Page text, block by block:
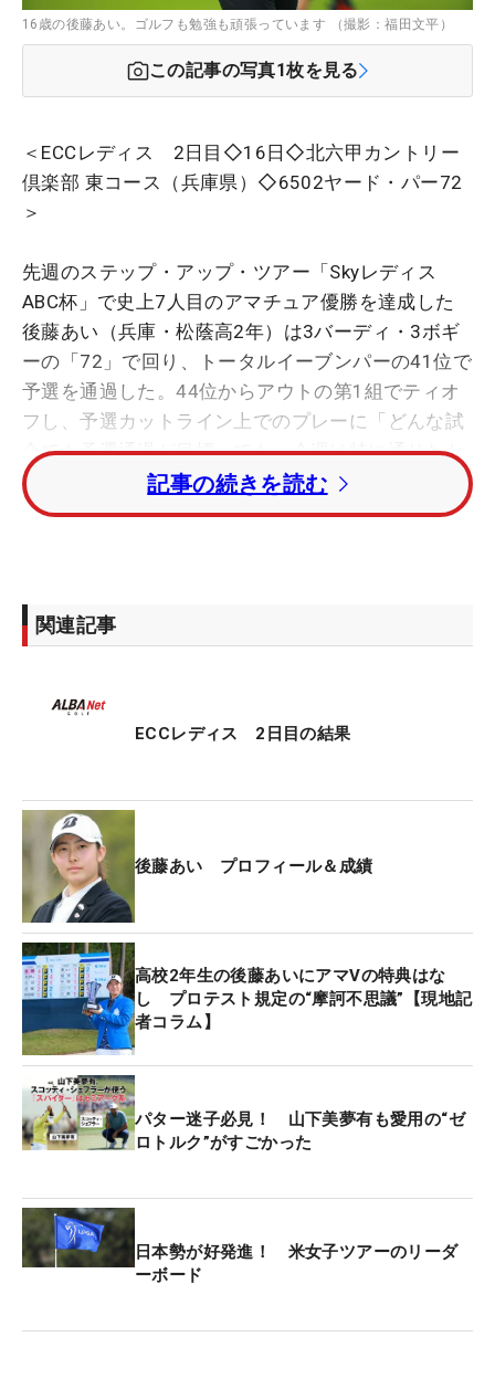
16歳の後藤あい。ゴルフも勉強も頑張っています （撮影：福田文平）
この記事の写真1枚を見る
＜ECCレディス 2日目◇16日◇北六甲カントリー
倶楽部 東コース（兵庫県）◇6502ヤード・パー72
＞
先週のステップ・アップ・ツアー「Skyレディス
ABC杯」で史上7人目のアマチュア優勝を達成した
後藤あい（兵庫・松蔭高2年）は3バーディ・3ボギ
ーの「72」で回り、トータルイーブンパーの41位で
予選を通過した。44位からアウトの第1組でティオ
フし、予選カットライン上でのプレーに「どんな試
合でも予選通過が目標。でも、今週は特に通りたか
った。ホッとしています」と安どの笑みを浮かべ
た。
幕前日の14日から3日間の日程で中間テストが始ま
った。後藤も2科目を受けたが、2日目と最終日は今
ついては、登校する来週に学校側と相談し、日程な
どを調整するという。
とは違い、本分はあくまで学業。登校した際には、
校長先生にも祝福を受けたが「『勉強も頑張って
ね』と言われました」と、苦笑しながら地元兵庫で
の2連戦に挑んでいる。
「先週は優勝した翌日の土曜日に学校に行きまし
た。学校はお休みだったけど、先生にお願いして教
室のカギを開けていただき、溜まっていたプリント
を持って帰って、勉強していました。かなり大変だ
けど、自分で決めたことなので大丈夫です」
この大会が終われば普通の高校生に戻ることになる
は来週はシンガポールへの修学旅行があり、後藤は
当初の予定では試合が入っており、早い段階でキャ
ンセルをしていたという。
記事の続きを読む
関連記事
ECCレディス 2日目の結果
後藤あい プロフィール＆成績
高校2年生の後藤あいにアマVの特典はな
し プロテスト規定の“摩訶不思議”【現地記
者コラム】
パター迷子必見！ 山下美夢有も愛用の“ゼ
ロトルク”がすごかった
日本勢が好発進！ 米女子ツアーのリーダ
ーボード